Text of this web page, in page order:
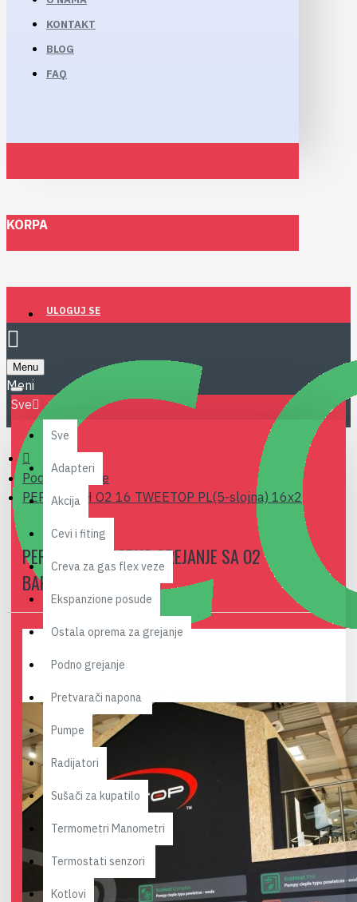
KONTAKT
BLOG
FAQ
KORPA
ULOGUJ SE
Menu
Sve
Sve
Adapteri
Akcija
Cevi i fiting
Creva za gas flex veze
Ekspanzione posude
Ostala oprema za grejanje
Podno grejanje
Pretvarači napona
Pumpe
Radijatori
Sušači za kupatilo
Termometri Manometri
Termostati senzori
Kotlovi
Podno grejanje
PERT/EVOH O2 16 TWEETOP PL(5-slojna) 16x2
PERT CEV ZA PODNO GREJANJE SA O2
BARIJEROM 16X2